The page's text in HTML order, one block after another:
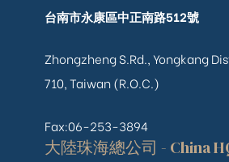
台南市永康區中正南路512號
Zhongzheng S.Rd., Yongkang
710, Taiwan (R.O.C.)
Fax:06-253-3894
大陸珠海總公司 - China